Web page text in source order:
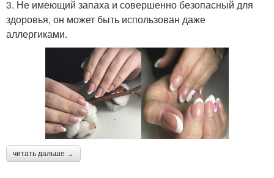
3. Не имеющий запаха и совершенно безопасный для
здоровья, он может быть использован даже
аллергиками.
читать дальше →